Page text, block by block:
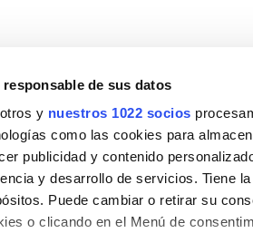
responsable de sus datos
y nuestros 1022 socios
como las cookies para
publicidad y contenido
y desarrollo de servicios. Tiene
Puede cambiar o retirar su
o clicando en el Menú de